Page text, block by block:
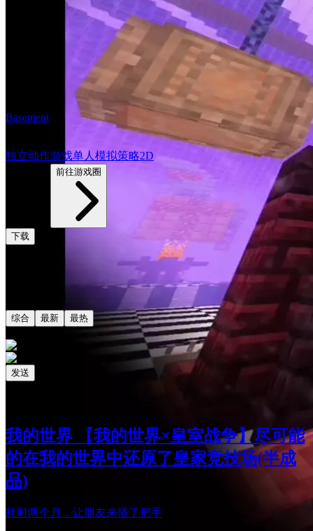
Basement
独立动作游戏单人 模拟策略2D
前往游戏圈
下载
综合 最新 最热
发送
我的世界 【我的世界×皇室战争】尽可能
的在我的世界中还原了皇家竞技场(半成
品)
耗时两个月，让朋友来搭了把手